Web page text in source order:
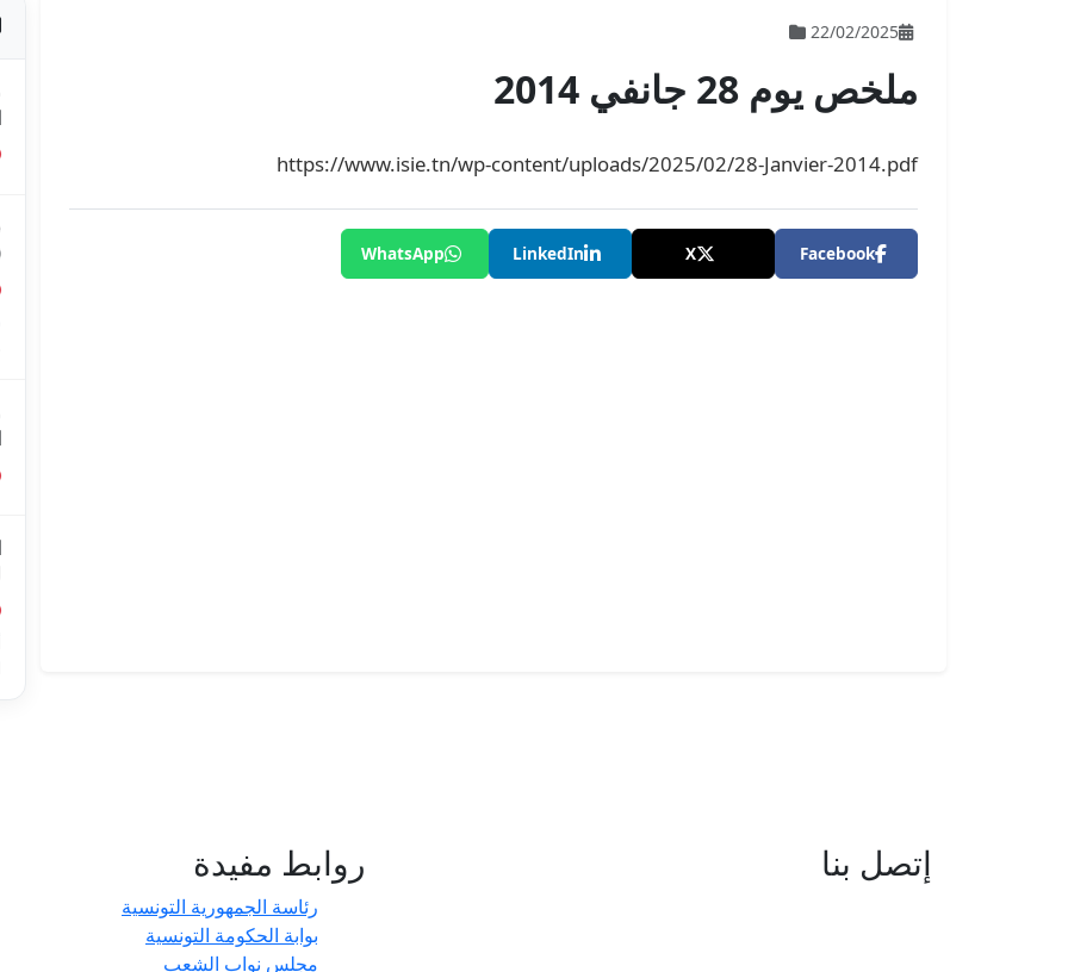
22/02/2025
ملخص يوم 28 جانفي 2014
https://www.isie.tn/wp-content/uploads/2025/02/28-Janvier-2014.pdf
Facebook
X
LinkedIn
WhatsApp
إتصل بنا روابط مفيدة
رئاسة الجمهورية التونسية
بوابة الحكومة التونسية
مجلس نواب الشعب